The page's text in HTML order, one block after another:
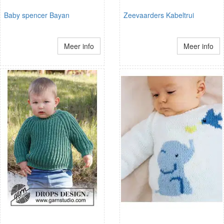
Baby spencer Bayan
Meer info
Zeevaarders Kabeltrui
Meer info